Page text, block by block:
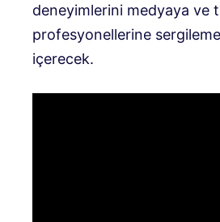
deneyimlerini medyaya ve
profesyonellerine
içerecek.